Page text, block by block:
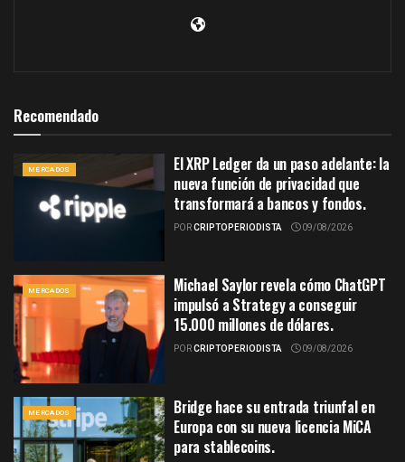
Recomendado
MERCADOS
El XRP Ledger da un paso adelante: la
nueva función de privacidad que
transformará a bancos y fondos.
PORCRIPTOPERIODISTA 09/08/2026
MERCADOS
Michael Saylor revela cómo ChatGPT
impulsó a Strategy a conseguir
15.000 millones de dólares.
PORCRIPTOPERIODISTA 09/08/2026
MERCADOS
Bridge hace su entrada triunfal en
Europa con su nueva licencia MiCA
para stablecoins.